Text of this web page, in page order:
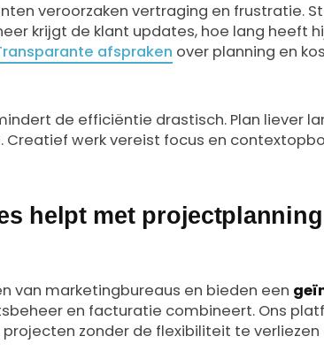
veroorzaken vertraging en frustratie.
krijgt de klant updates, hoe lang heeft
afspraken over planning en
de efficiëntie drastisch. Plan liever
werk vereist focus en
helpt met
van marketingbureaus en bieden een
en facturatie combineert. Ons
zonder de flexibiliteit te